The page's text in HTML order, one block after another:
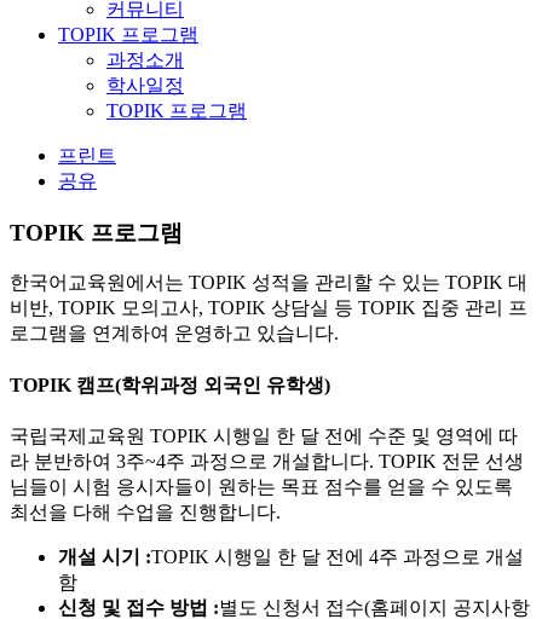
커뮤니티
TOPIK 프로그램
과정소개
학사일정
TOPIK 프로그램
프린트
공유
TOPIK 프로그램
한국어교육원에서는 TOPIK 성적을 관리할 수 있는 TOPIK 대
비반, TOPIK 모의고사, TOPIK 상담실 등 TOPIK 집중 관리 프
로그램을 연계하여 운영하고 있습니다.
TOPIK 캠프(학위과정 외국인 유학생)
국립국제교육원 TOPIK 시행일 한 달 전에 수준 및 영역에 따
라 분반하여 3주~4주 과정으로 개설합니다. TOPIK 전문 선생
님들이 시험 응시자들이 원하는 목표 점수를 얻을 수 있도록
최선을 다해 수업을 진행합니다.
개설 시기 :TOPIK 시행일 한 달 전에 4주 과정으로 개설
함
신청 및 접수 방법 :별도 신청서 접수(홈페이지 공지사항